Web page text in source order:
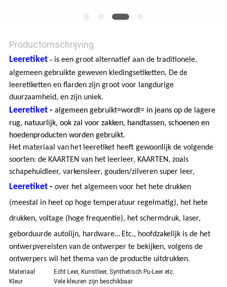
Productomschrijving
Leeretiket - is een groot alternatief aan de traditionele,
algemeen gebruikte geweven kledingsetiketten. Dede
leeretiketten en flarden zijn groot voor langdurige
duurzaamheid, en zijn uniek.
Leeretiket - algemeen gebruikt=wordt= in jeans op de lagere
rug, natuurlijk, ook zal voor zakken, handtassen, schoenen en
hoedenproducten worden gebruikt.
Het materiaal vanhet leeretiket heeft gewoonlijk de volgende
soorten: de KAARTEN van het leerleer, KAARTEN, zoals
schapehuidleer, varkensleer, gouden/zilveren super leer,
Leeretiket - over het algemeen voor het hete drukken
(meestal in heet op hoge temperatuur regelmatig), het hete
drukken, voltage (hoge frequentie), het schermdruk, laser,
geborduurde autolijn, hardware… Etc., hoofdzakelijk is de het
ontwerpvereisten vande ontwerper te bekijken, volgens de
ontwerpers wil het thema van de productie uitdrukken.
Materiaal
Echt Leer, Kunstleer, Synthetisch Pu-Leer etc.
Kleur
Vele kleuren zijn beschikbaar